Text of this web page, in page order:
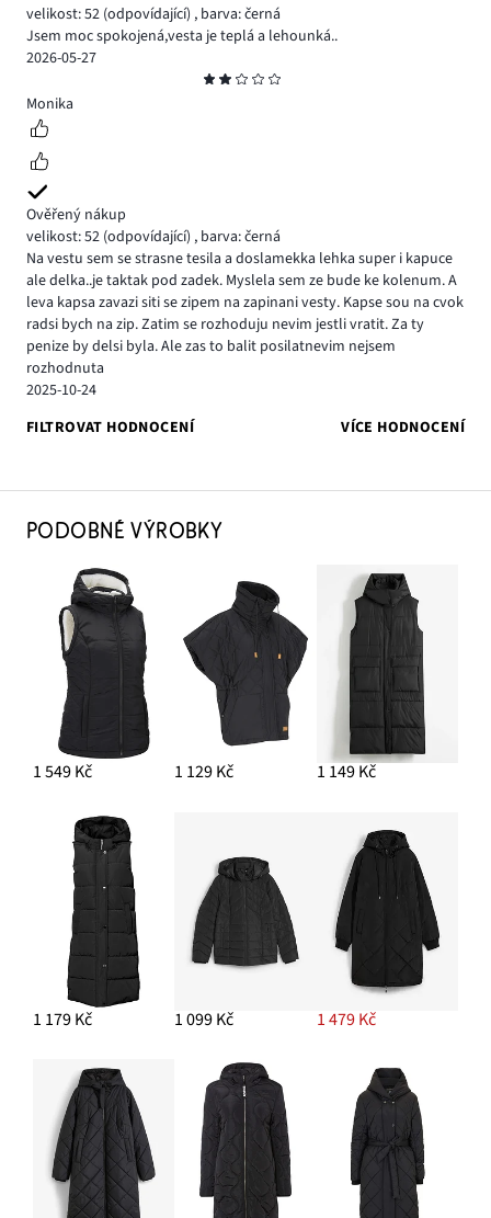
velikost: 52 (odpovídající) , barva: černá
Jsem moc spokojená,vesta je teplá a lehounká..
2026-05-27
2
Monika
Ověřený nákup
velikost: 52 (odpovídající) , barva: černá
Na vestu sem se strasne tesila a doslamekka lehka super i kapuce
ale delka..je taktak pod zadek. Myslela sem ze bude ke kolenum. A
leva kapsa zavazi siti se zipem na zapinani vesty. Kapse sou na cvok
radsi bych na zip. Zatim se rozhoduju nevim jestli vratit. Za ty
penize by delsi byla. Ale zas to balit posilatnevim nejsem
rozhodnuta
2025-10-24
FILTROVAT HODNOCENÍ
VÍCE HODNOCENÍ
PODOBNÉ VÝROBKY
1 549 Kč 1 129 Kč 1 149 Kč
1 179 Kč 1 099 Kč 1 479 Kč